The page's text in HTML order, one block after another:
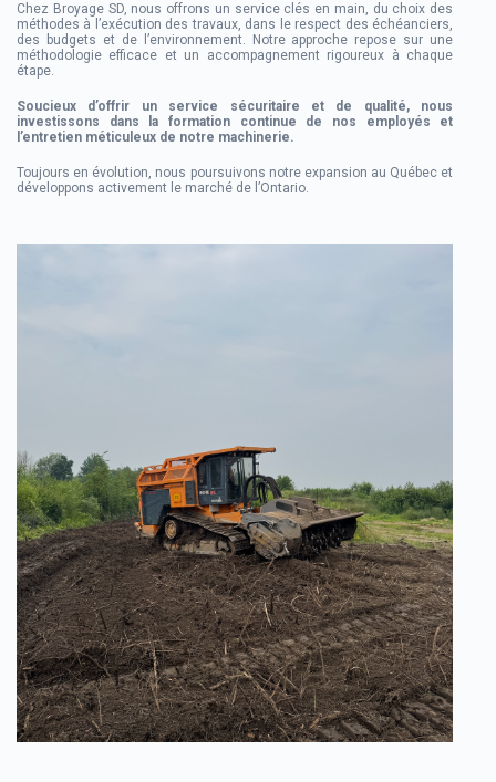
Chez Broyage SD, nous offrons un service clés en main, du choix des
méthodes à l’exécution des travaux, dans le respect des échéanciers,
des budgets et de l’environnement. Notre approche repose sur une
méthodologie efficace et un accompagnement rigoureux à chaque
étape.
Soucieux d’offrir un service sécuritaire et de qualité, nous
investissons dans la formation continue de nos employés et
l’entretien méticuleux de notre machinerie.
Toujours en évolution, nous poursuivons notre expansion au Québec et
développons activement le marché de l’Ontario.